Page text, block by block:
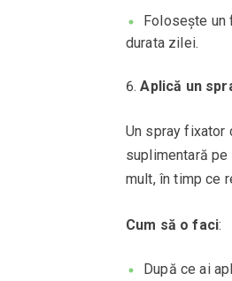
Folosește un
durata zilei.
Aplică un
Un spray fixator
suplimentară
mult, în timp ce
Cum să o faci:
După ce ai